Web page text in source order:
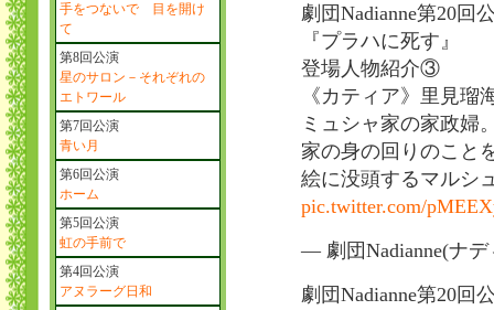
劇団Nadianne第20回
『プラハに死す』
登場人物紹介③
《カティア》里見瑠
ミュシャ家の家政婦
家の身の回りのこと
絵に没頭するマルシ
pic.twitter.com/
— 劇団Nadianne(ナデ
劇団Nadianne第20回
手をつないで 目を開け
て
第8回公演
星のサロン－それぞれの
エトワール
第7回公演
青い月
第6回公演
ホーム
第5回公演
虹の手前で
第4回公演
アヌラーグ日和